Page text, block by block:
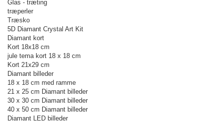
Glas - træting
træperler
Træsko
5D Diamant Crystal Art Kit
Diamant kort
Kort 18x18 cm
jule tema kort 18 x 18 cm
Kort 21x29 cm
Diamant billeder
18 x 18 cm med ramme
21 x 25 cm Diamant billeder
30 x 30 cm Diamant billeder
40 x 50 cm Diamant billeder
Diamant LED billeder